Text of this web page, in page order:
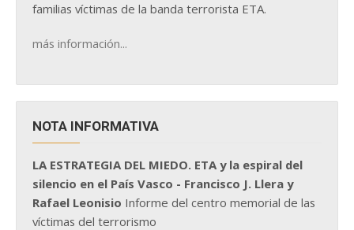
familias víctimas de la banda terrorista ETA.
más información...
NOTA INFORMATIVA
LA ESTRATEGIA DEL MIEDO. ETA y la espiral del
silencio en el País Vasco - Francisco J. Llera y
Rafael Leonisio Informe del centro memorial de las
víctimas del terrorismo